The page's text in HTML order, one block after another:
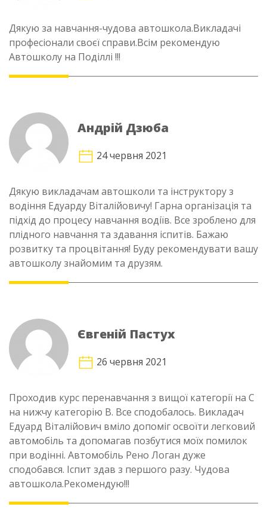
Дякую за навчання-чудова автошкола.Викладачі
професіонали своєї справи.Всім рекомендую
Автошколу на Поділлі !!!
Андрій Дзюба
24 червня 2021
Дякую викладачам автошколи та інструктору з
водіння Едуарду Віталійовичу! Гарна організація та
підхід до процесу навчання водіїв. Все зроблено для
плідного навчання та здавання іспитів. Бажаю
розвитку та процвітання! Буду рекомендувати вашу
автошколу знайомим та друзям.
Євгеній Пастух
26 червня 2021
Проходив курс перенавчання з вищої категорії на C
на нижчу категорію В. Все сподобалось. Викладач
Едуард Віталійович вміло допоміг освоїти легковий
автомобіль та допомагав позбутися моїх помилок
при водінні. Автомобіль Рено Логан дуже
сподобався. Іспит здав з першого разу. Чудова
автошкола.Рекомендую!!!